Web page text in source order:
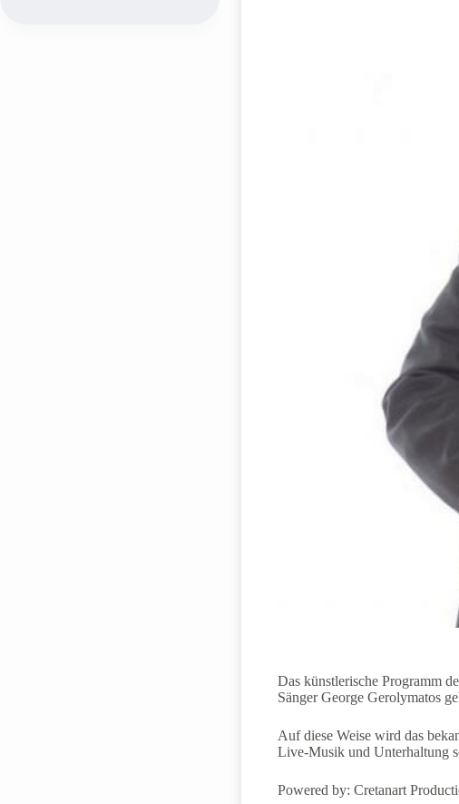
Das künstlerische Programm
Sänger George Gerolymatos
Auf diese Weise wird das
Live-Musik und Unterhaltung
Powered by: Cretanart